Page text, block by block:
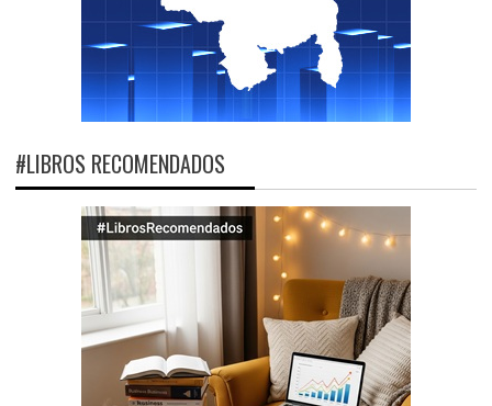
#LIBROS RECOMENDADOS